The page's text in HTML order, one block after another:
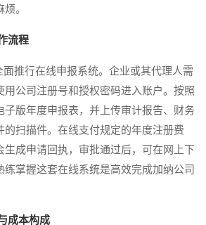
。
流程
推行在线申报系统。企业或其代理人需
用公司注册号和授权密码进入账户。按照
子版年度申报表，并上传审计报告、财务
的扫描件。在线支付规定的年度注册费
生成申请回执，审批通过后，可在网上下
掌握这套在线系统是高效完成加纳公司
成本构成